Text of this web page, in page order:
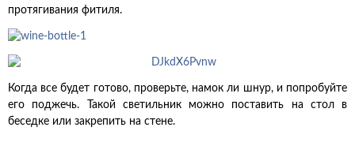
протягивания фитиля.
Когда все будет готово, проверьте, намок ли шнур, и попробуйте
его поджечь. Такой светильник можно поставить на стол в
беседке или закрепить на стене.